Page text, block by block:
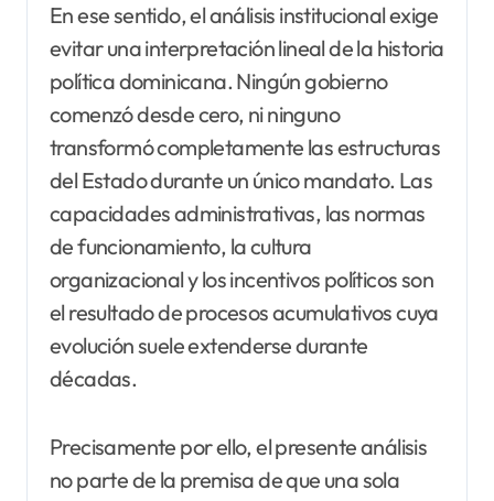
En ese sentido, el análisis institucional exige
evitar una interpretación lineal de la historia
política dominicana. Ningún gobierno
comenzó desde cero, ni ninguno
transformó completamente las estructuras
del Estado durante un único mandato. Las
capacidades administrativas, las normas
de funcionamiento, la cultura
organizacional y los incentivos políticos son
el resultado de procesos acumulativos cuya
evolución suele extenderse durante
décadas.
Precisamente por ello, el presente análisis
no parte de la premisa de que una sola